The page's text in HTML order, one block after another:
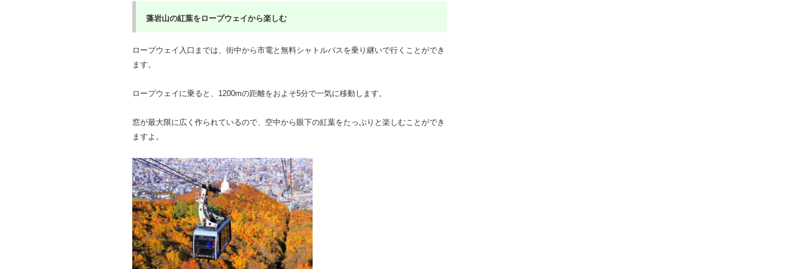
藻岩山の紅葉をロープウェイから楽しむ
ロープウェイ入口までは、街中から市電と無料シャトルバスを乗り継いで行くことができ
ます。
ロープウェイに乗ると、1200mの距離をおよそ5分で一気に移動します。
窓が最大限に広く作られているので、空中から眼下の紅葉をたっぷりと楽しむことができ
ますよ。